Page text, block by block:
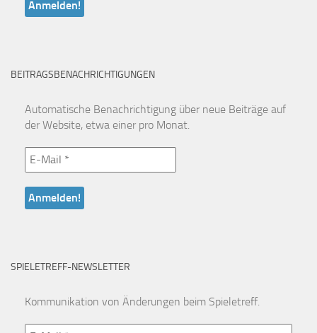
BEITRAGSBENACHRICHTIGUNGEN
Automatische Benachrichtigung über neue Beiträge auf
der Website, etwa einer pro Monat.
SPIELETREFF-NEWSLETTER
Kommunikation von Änderungen beim Spieletreff.